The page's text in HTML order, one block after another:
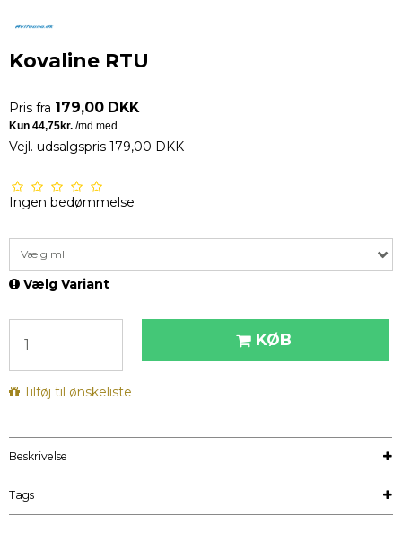
Kovaline RTU
Pris fra 179,00 DKK
Vejl. udsalgspris 179,00 DKK
Ingen bedømmelse
Vælg ml
Vælg Variant
KØB
Tilføj til ønskeliste
Beskrivelse
Tags